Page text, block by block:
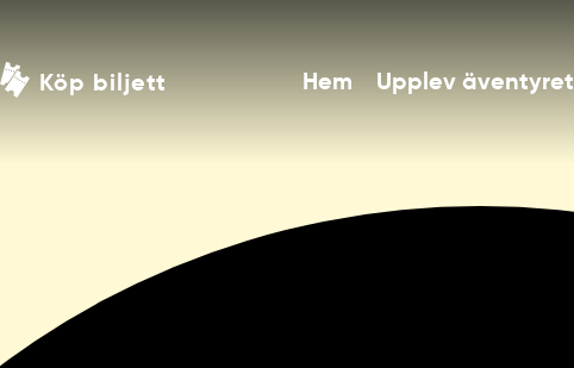
Köp biljett Hem Upplev äventyret